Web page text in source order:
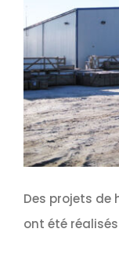
Des projets de
ont été